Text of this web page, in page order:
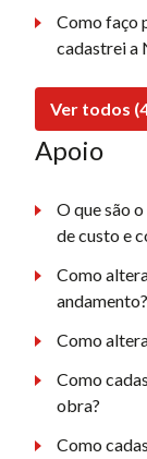
Como faço
cadastrei a
Ver todos
Apoio
O que são
de custo e
Como
andamento?
Como
Como
obra?
Como